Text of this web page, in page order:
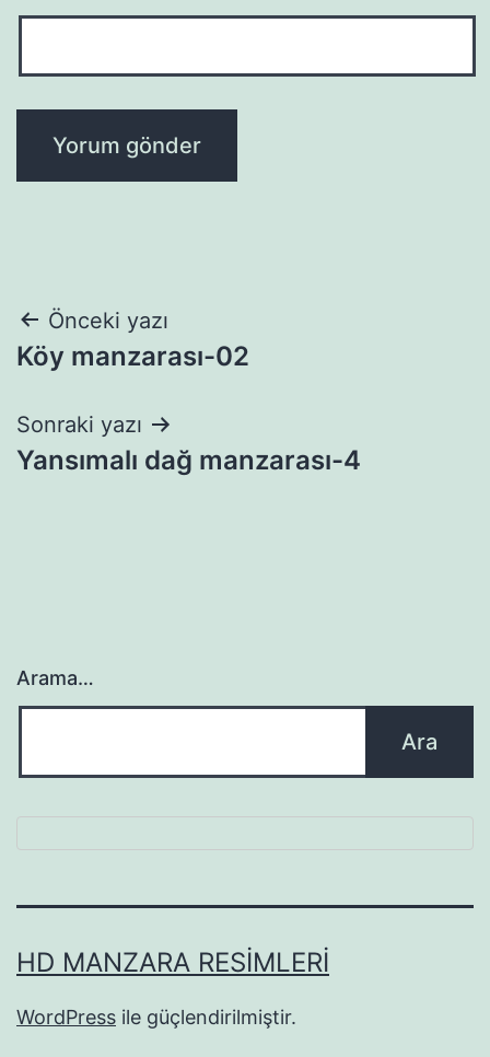
Yazı
gezinmesi
Önceki yazı
Köy manzarası-02
Sonraki yazı
Yansımalı dağ manzarası-4
Arama…
HD MANZARA RESIMLERI
WordPress ile güçlendirilmiştir.